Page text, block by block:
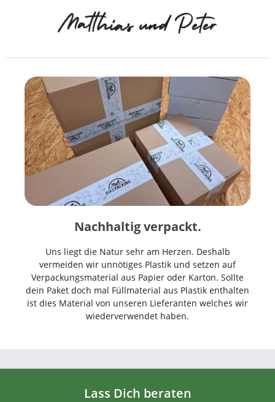
Nachhaltig verpackt.
Uns liegt die Natur sehr am Herzen. Deshalb
vermeiden wir unnötiges Plastik und setzen auf
Verpackungsmaterial aus Papier oder Karton. Sollte
dein Paket doch mal Füllmaterial aus Plastik enthalten
ist dies Material von unseren Lieferanten welches wir
wiederverwendet haben.
Lass Dich beraten